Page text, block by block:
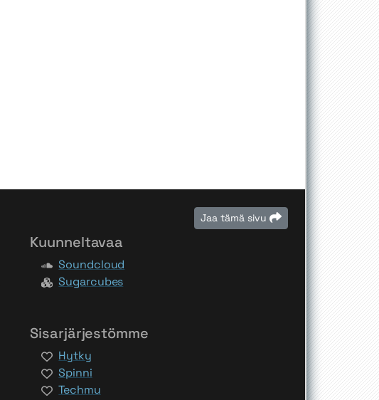
Jaa tämä sivu
Kuunneltavaa
Soundcloud
Sugarcubes
Sisarjärjestömme
Hytky
Spinni
Techmu